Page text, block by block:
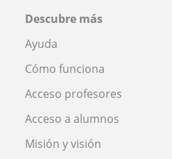
Descubre más
Ayuda
Cómo funciona
Acceso profesores
Acceso a alumnos
Misión y visión